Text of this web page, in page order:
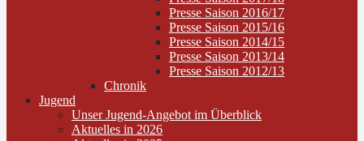
Presse Saison 2016/17
Presse Saison 2015/16
Presse Saison 2014/15
Presse Saison 2013/14
Presse Saison 2012/13
Chronik
Jugend
Unser Jugend-Angebot im Überblick
Aktuelles in 2026